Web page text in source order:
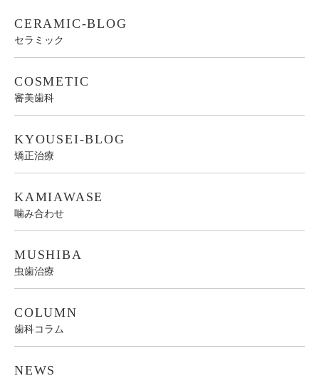
CERAMIC-BLOG
セラミック
COSMETIC
審美歯科
KYOUSEI-BLOG
矯正治療
KAMIAWASE
噛み合わせ
MUSHIBA
虫歯治療
COLUMN
歯科コラム
NEWS